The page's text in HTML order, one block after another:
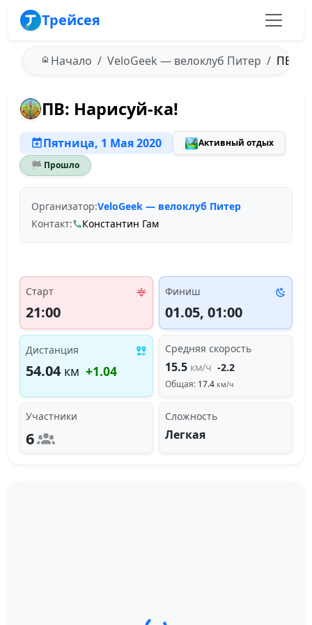
Трейсея
Начало VeloGeek — велоклуб Питер ПВ:
ПВ: Нарисуй-ка!
Пятница, 1 Мая 2020 🏞️Активный отдых
🏁 Прошло
Организатор:VeloGeek — велоклуб Питер
Контакт:
Константин Гам
Старт
21:00
Финиш
01.05, 01:00
Дистанция
54.04 км +1.04
Средняя скорость
15.5 км/ч -2.2
Общая: 17.4 км/ч
Участники
6
Сложность
Легкая